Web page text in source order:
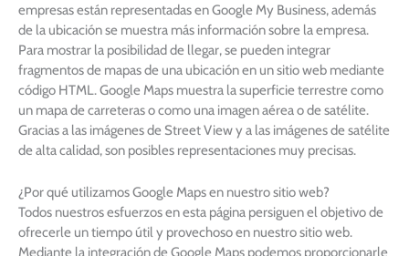
empresas están representadas en Google My Business, además
de la ubicación se muestra más información sobre la empresa.
Para mostrar la posibilidad de llegar, se pueden integrar
fragmentos de mapas de una ubicación en un sitio web mediante
código HTML. Google Maps muestra la superficie terrestre como
un mapa de carreteras o como una imagen aérea o de satélite.
Gracias a las imágenes de Street View y a las imágenes de satélite
de alta calidad, son posibles representaciones muy precisas.
¿Por qué utilizamos Google Maps en nuestro sitio web?
Todos nuestros esfuerzos en esta página persiguen el objetivo de
ofrecerle un tiempo útil y provechoso en nuestro sitio web.
Mediante la integración de Google Maps podemos proporcionarle